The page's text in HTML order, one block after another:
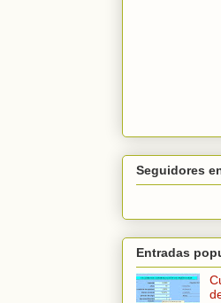
Seguidores
Entradas